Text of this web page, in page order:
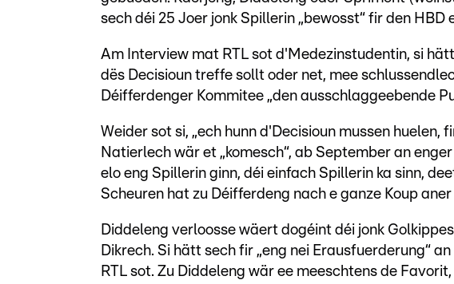
sech déi 25 Joer jonk Spillerin „bewosst“ fir den HBD
Am Interview mat RTL sot d'Medezinstudentin, si
dës Decisioun treffe sollt oder net, mee
Déifferdenger Kommitee „den ausschlaggeebende
Weider sot si, „ech hunn d'Decisioun mussen huelen,
Natierlech wär et „komesch“, ab September an
elo eng Spillerin ginn, déi einfach Spillerin ka sinn,
Scheuren hat zu Déifferdeng nach e ganze Koup
Diddeleng verloosse wäert dogéint déi jonk
Dikrech. Si hätt sech fir „eng nei Erausfuerderung“
RTL sot. Zu Diddeleng wär ee meeschtens de